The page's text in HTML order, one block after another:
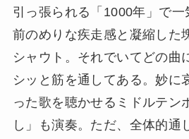
引っ張られる「1000年」で一
前のめりな疾走感と凝縮した
シャウト。それでいてどの曲
シッと筋を通してある。妙に
った歌を聴かせるミドルテン
し」も演奏。ただ、全体的通